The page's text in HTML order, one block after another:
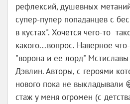
рефлексий, душевных
супер-пупер попаданцев с
в кустах". Хочется чего-то
какого...вопрос. Наверное
"ворона и ее лорд"
Дэвлин. Авторы, с героями
нового пока не выкладывали
стаж у меня огромен (с